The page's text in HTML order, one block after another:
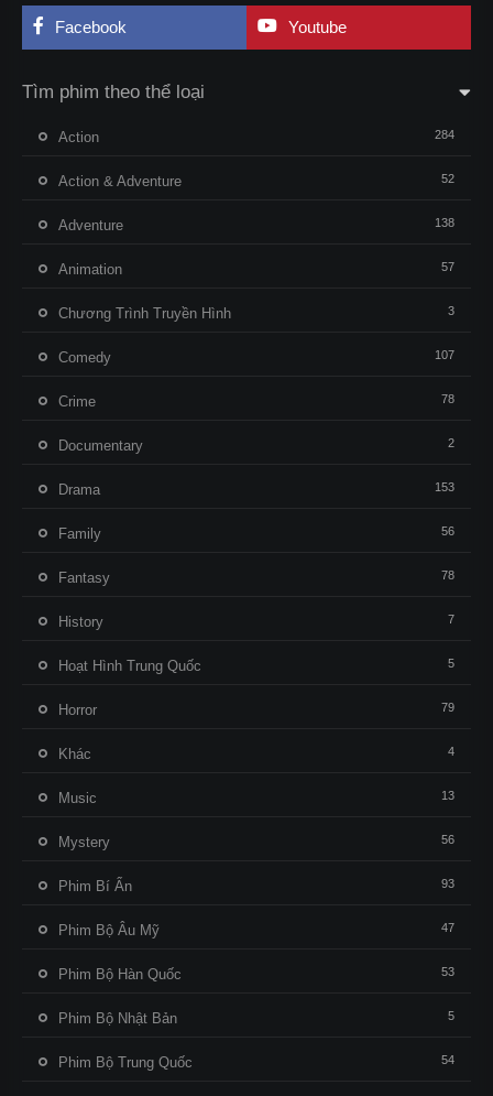
Facebook Youtube
Tìm phim theo thể loại
Action 284
Action & Adventure 52
Adventure 138
Animation 57
Chương Trình Truyền Hình 3
Comedy 107
Crime 78
Documentary 2
Drama 153
Family 56
Fantasy 78
History 7
Hoạt Hình Trung Quốc 5
Horror 79
Khác 4
Music 13
Mystery 56
Phim Bí Ẩn 93
Phim Bộ Âu Mỹ 47
Phim Bộ Hàn Quốc 53
Phim Bộ Nhật Bản 5
Phim Bộ Trung Quốc 54